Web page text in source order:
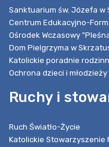
Sanktuarium św. Józefa w
Centrum Edukacyjno-
Ośrodek Wczasowy
Dom Pielgrzyma w
Katolickie poradnie
Ochrona dzieci i młodzieży
Ruchy i
Ruch Światło-Życie
Katolickie Stowarzyszenie